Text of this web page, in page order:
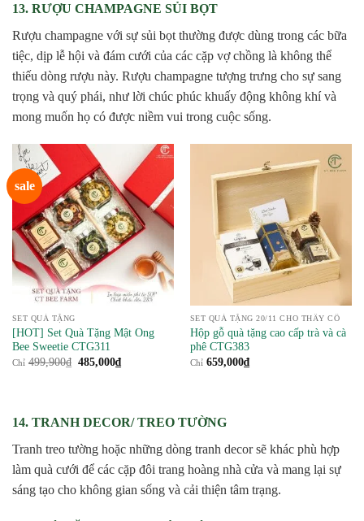
13. RƯỢU CHAMPAGNE SỦI BỌT
Rượu champagne với sự sủi bọt thường được dùng trong các bữa
tiệc, dịp lễ hội và đám cưới của các cặp vợ chồng là không thể
thiếu dòng rượu này. Rượu champagne tượng trưng cho sự sang
trọng và quý phái, như lời chúc phúc khuấy động không khí và
mong muốn họ có được niềm vui trong cuộc sống.
sale
SET QUÀ TẶNG
[HOT] Set Quà Tặng Mật Ong
Bee Sweetie CTG311
Chỉ 499,900₫ Giá
485,000₫Giá
hiện
SET QUÀ TẶNG 20/11 CHO THẦY CÔ
Hộp gỗ quà tặng cao cấp trà và cà
phê CTG383
Chỉ 659,000₫
14. TRANH DECOR/ TREO TƯỜNG
Tranh treo tường hoặc những dòng tranh decor sẽ khác phù hợp
làm quà cưới để các cặp đôi trang hoàng nhà cửa và mang lại sự
sáng tạo cho không gian sống và cải thiện tâm trạng.